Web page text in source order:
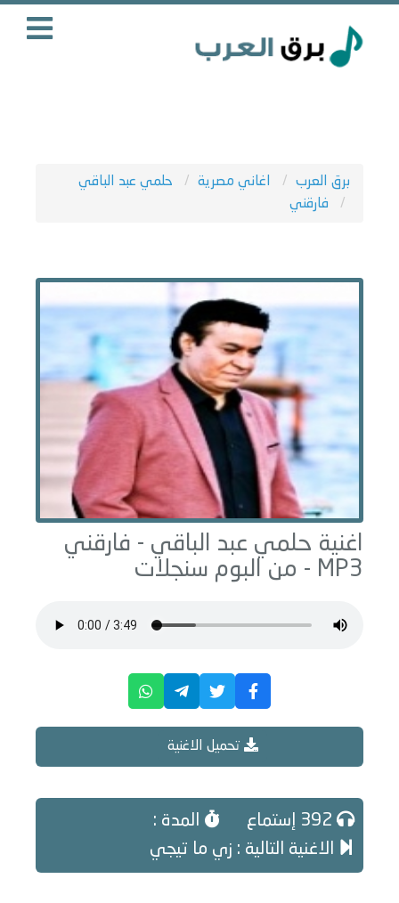
برق العرب اغاني مصرية
حلمي عبد الباقي
فارقني
اغنية حلمي عبد الباقي - فارقني
MP3 - من البوم
سنجلات
تحميل الاغنية
المدة :
الاغنية التالية : زي ما تيجي